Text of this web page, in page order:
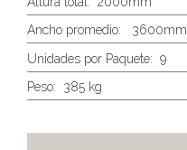
Ancho promedio: 3600mm
Unidades por Paquete: 9
Peso: 385 kg